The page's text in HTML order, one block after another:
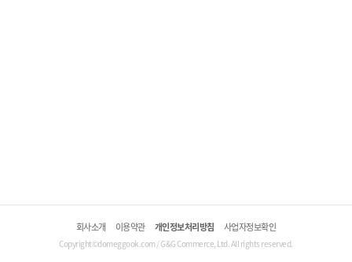
회사소개 이용약관 개인정보처리방침 사업자정보확인
Copyright©domeggook.com / G&G Commerce, Ltd. All rights reserved.